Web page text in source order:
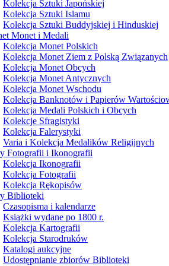
Kolekcja Sztuki Japońskiej
Kolekcja Sztuki Islamu
Kolekcja Sztuki Buddyjskiej i Hinduskiej
Monet i Medali
Kolekcja Monet Polskich
Kolekcja Monet Ziem z Polską Związanych
Kolekcja Monet Obcych
Kolekcja Monet Antycznych
Kolekcja Monet Wschodu
Kolekcja Banknotów i Papierów
Kolekcja Medali Polskich i Obcych
Kolekcje Sfragistyki
Kolekcja Falerystyki
Varia i Kolekcja Medalików Religijnych
Fotografii i Ikonografii
Kolekcja Ikonografii
Kolekcja Fotografii
Kolekcja Rękopisów
Biblioteki
Czasopisma i kalendarze
Książki wydane po 1800 r.
Kolekcja Kartografii
Kolekcja Starodruków
Katalogi aukcyjne
Udostępnianie zbiorów Biblioteki